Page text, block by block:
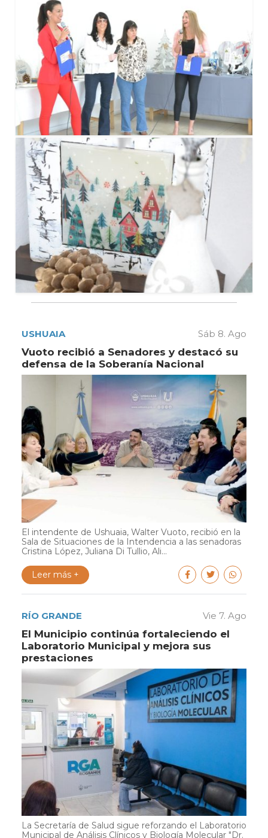
USHUAIA Sáb 8. Ago
Vuoto recibió a Senadores y destacó su
defensa de la Soberanía Nacional
El intendente de Ushuaia, Walter Vuoto, recibió en la
Sala de Situaciones de la Intendencia a las senadoras
Cristina López, Juliana Di Tullio, Ali...
Leer más +
RÍO GRANDE Vie 7. Ago
El Municipio continúa fortaleciendo el
Laboratorio Municipal y mejora sus
prestaciones
La Secretaría de Salud sigue reforzando el Laboratorio
Municipal de Análisis Clínicos y Biología Molecular "Dr.